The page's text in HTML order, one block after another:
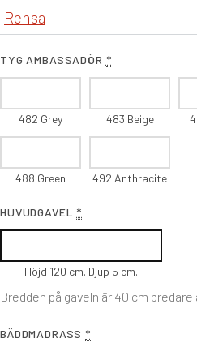
Rensa
TYG AMBASSADÖR *
482 Grey 483 Beige
488 Green 492 Anthracite
HUVUDGAVEL *
Höjd 120 cm. Djup 5 cm.
Bredden på gaveln är 40 cm bredare
BÄDDMADRASS *